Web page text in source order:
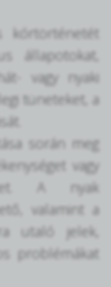
kórtörténetét
állapotokat,
vagy nyaki
tüneteket, a
során meg
vagy
A nyak
valamint a
utaló jelek,
problémákat